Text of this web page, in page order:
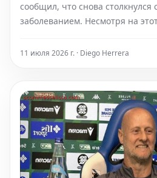
сообщил, что снова столкнулся
заболеванием. Несмотря на
победить эту битву».
11 июля 2026 г. · Diego Herrera